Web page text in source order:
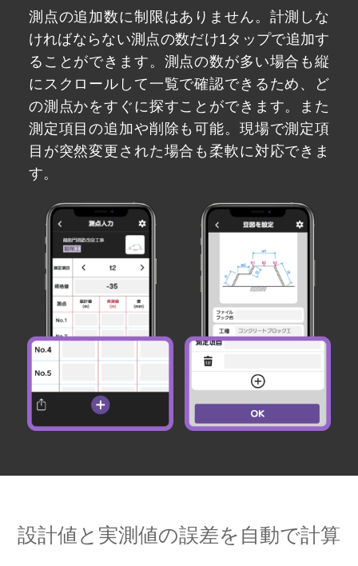
測点の追加数に制限はありません。計測しな
ければならない測点の数だけ1タップで追加す
ることができます。測点の数が多い場合も縦
にスクロールして一覧で確認できるため、ど
の測点かをすぐに探すことができます。また
測定項目の追加や削除も可能。現場で測定項
目が突然変更された場合も柔軟に対応できま
す。
設計値と実測値の誤差を 自動で計算